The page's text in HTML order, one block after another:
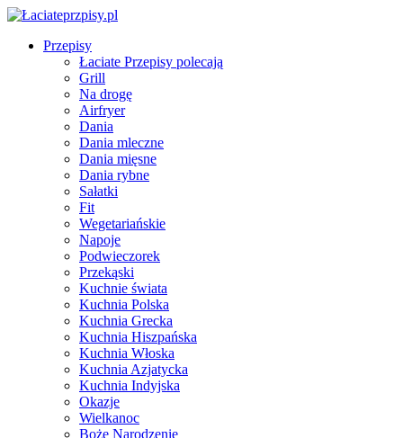
Przepisy
Łaciate Przepisy polecają
Grill
Na drogę
Airfryer
Dania
Dania mleczne
Dania mięsne
Dania rybne
Sałatki
Fit
Wegetariańskie
Napoje
Podwieczorek
Przekąski
Kuchnie świata
Kuchnia Polska
Kuchnia Grecka
Kuchnia Hiszpańska
Kuchnia Włoska
Kuchnia Azjatycka
Kuchnia Indyjska
Okazje
Wielkanoc
Boże Narodzenie